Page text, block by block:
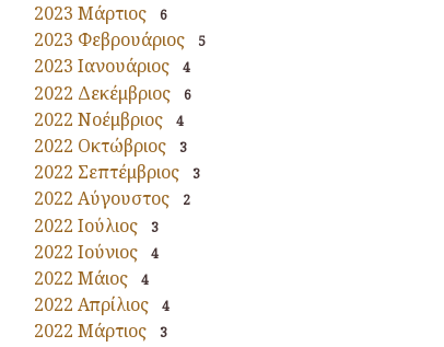
2023 Μάρτιος 6
2023 Φεβρουάριος 5
2023 Ιανουάριος 4
2022 Δεκέμβριος 6
2022 Νοέμβριος 4
2022 Οκτώβριος 3
2022 Σεπτέμβριος 3
2022 Αύγουστος 2
2022 Ιούλιος 3
2022 Ιούνιος 4
2022 Μάιος 4
2022 Απρίλιος 4
2022 Μάρτιος 3